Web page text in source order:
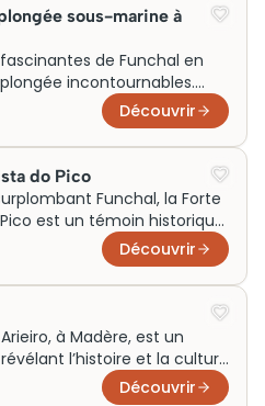
sous-marine à
de Funchal en
incontournables.
pour vivre
inoubliables dans l’océan
de la faune marine locale.
Découvrir
do Pico
Funchal, la Forte
est un témoin historique
XVIIe siècle pour défendre
de pirates, cette forteresse
militaire de l’époque.
panoramiques
et l’océan, captivant les
et son histoire. Un
pleinement du cadre
Découvrir
à Madère, est un
l’histoire et la culture
bergers, il attire aujourd’hui
Découvrir